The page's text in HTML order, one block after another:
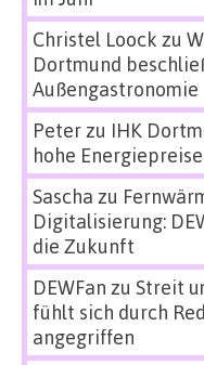
Christel Loock zu
Dortmund
Außengastronomie
Peterzu IHK
hohe
Sascha zu
Digitalisierung:
die Zukunft
DEWFan zu Streit
fühlt sich durch
angegriffen